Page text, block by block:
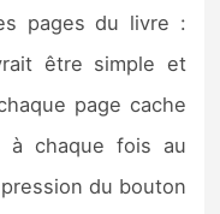
pages du livre :
être simple et
page cache
chaque fois au
du bouton